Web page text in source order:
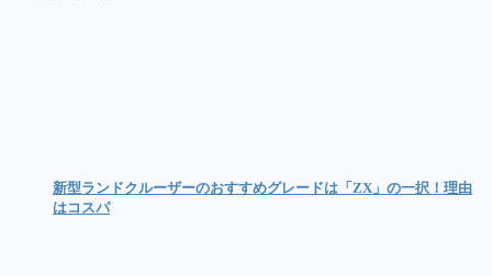
新型ランドクルーザーのおすすめグレードは「ZX」の一択！理由
はコスパ